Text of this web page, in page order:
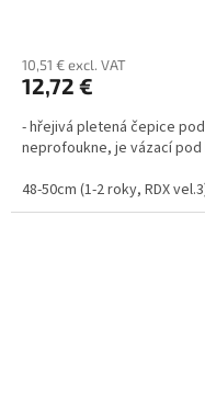
10,51 € excl. VAT
12,72 €
- hřejivá pletená čepice
neprofoukne, je vázací
48-50cm (1-2 roky, RDX